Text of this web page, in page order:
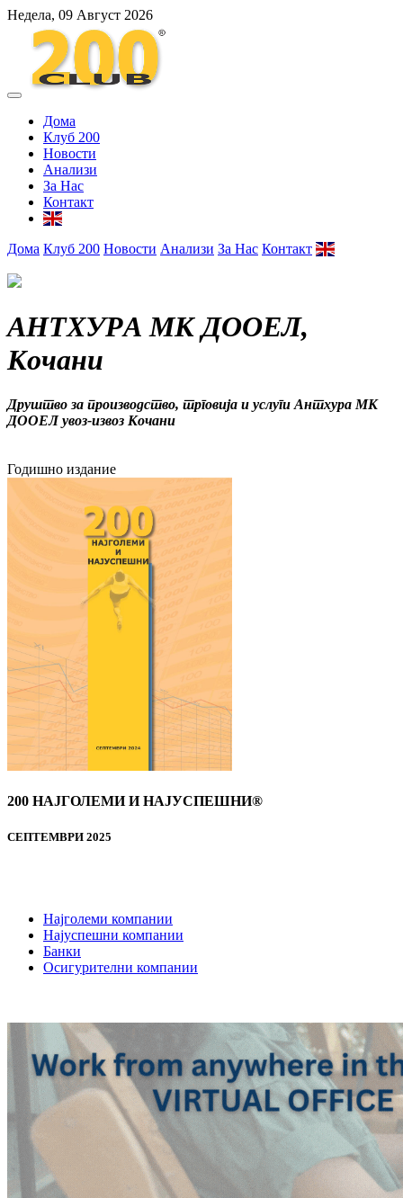
Недела, 09 Август 2026
Дома
Клуб 200
Новости
Анализи
За Нас
Контакт
Дома Клуб 200 Новости Анализи За Нас Контакт
АНТХУРА МК ДООЕЛ,
Кочани
Друштво за производство, трговија и услуги Антхура МК
ДООЕЛ увоз-извоз Кочани
Годишно издание
200 НАЈГОЛЕМИ И НАЈУСПЕШНИ®
СЕПТЕМВРИ 2025
Најголеми компании
Најуспешни компании
Банки
Осигурителни компании